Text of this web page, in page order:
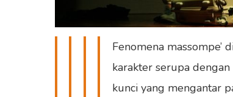
Fenomena massompe’
karakter serupa
kunci yang mengantar